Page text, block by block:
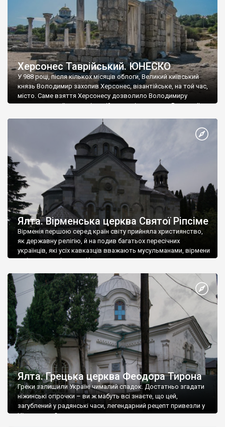
Херсонес Таврійський. ЮНЕСКО
У 988 році, після кількох місяців облоги, Великий київський
князь Володимир захопив Херсонес, візантійське, на той час,
місто. Саме взяття Херсонесу дозволило Володимиру
диктувати свої умови візантійському імператору Василю ІІ, та
Херсонесі Володимир-язичник, став Василем-християнином.
А потім було Хрещення Русі. На честь Херсонесу Таврійського
Ялта. Вірменська церква Святої Ріпсіме
Вірменія першою серед країн світу прийняла християнство,
як державну релігію, й на подив багатьох пересічних
українців, які усіх кавказців вважають мусульманами, вірмени
є відданими вірянами Христа
Ялта. Грецька церква Феодора Тирона
Греки залишили Україні чималий спадок. Достатньо згадати
ніжинські огірочки – ви ж мабуть всі знаєте, що цей,
загублений у радянські часи, легендарний рецепт привезли у
Ніжин греки?